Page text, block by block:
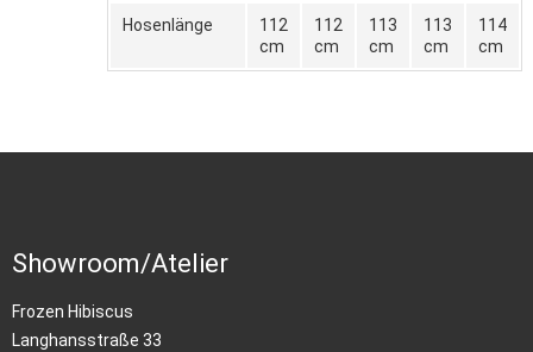
Hosenlänge
112
cm
112
cm
113
cm
113
cm
114
cm
Showroom/Atelier
Frozen Hibiscus
Langhansstraße 33